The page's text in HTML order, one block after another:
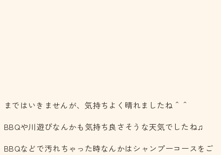
まではいきませんが、気持ちよく晴れましたね＾＾
BBQや川遊びなんかも気持ち良さそうな天気でしたね♫
BBQなどで汚れちゃった時なんかはシャンプーコースをご